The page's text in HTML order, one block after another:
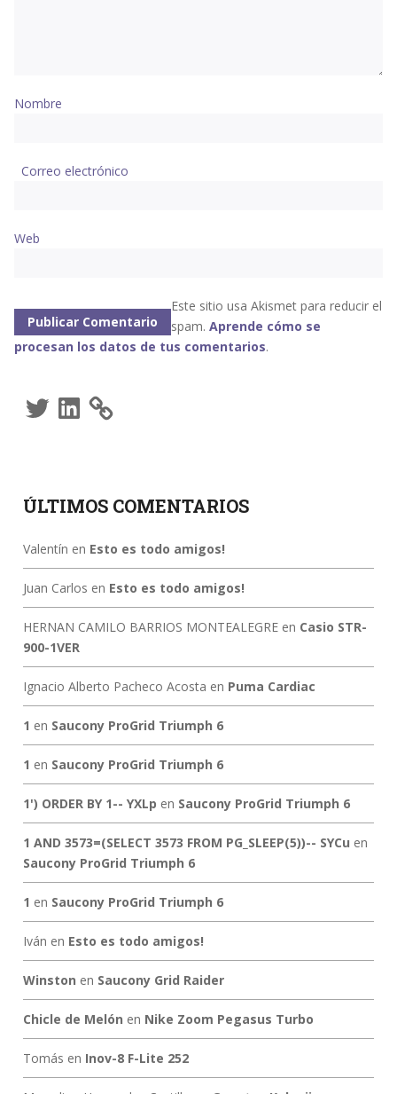
Nombre
Correo electrónico
Web
Este sitio usa Akismet para reducir el
spam. Aprende cómo se
procesan los datos de tus comentarios.
TwitterLinkedIn
ÚLTIMOS COMENTARIOS
Valentín en Esto es todo amigos!
Juan Carlos en Esto es todo amigos!
HERNAN CAMILO BARRIOS MONTEALEGREen Casio STR-
900-1VER
Ignacio Alberto Pacheco Acosta en Puma Cardiac
1 en Saucony ProGrid Triumph 6
1 en Saucony ProGrid Triumph 6
1') ORDER BY 1-- YXLp en Saucony ProGrid Triumph 6
1 AND 3573=(SELECT 3573 FROM PG_SLEEP(5))-- SYCu en
Saucony ProGrid Triumph 6
1 en Saucony ProGrid Triumph 6
Iván en Esto es todo amigos!
Winston en Saucony Grid Raider
Chicle de Melón en Nike Zoom Pegasus Turbo
Tomás en Inov-8 F-Lite 252